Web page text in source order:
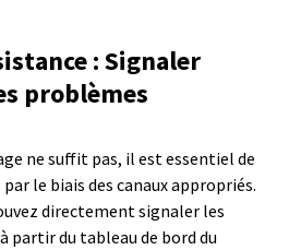
: Signaler
problèmes
ne suffit pas, il est essentiel de
le biais des canaux appropriés.
directement signaler les
partir du tableau de bord du